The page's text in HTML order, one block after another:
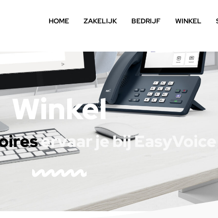
HOME ZAKELIJK BEDRIJF WINKEL
Winkel
ervaar je bij EasyVoice